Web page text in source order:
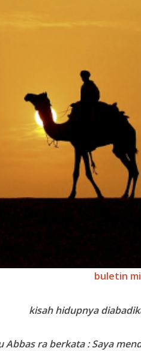
buletin
kisah hidupnya
Abbas ra berkata : Saya